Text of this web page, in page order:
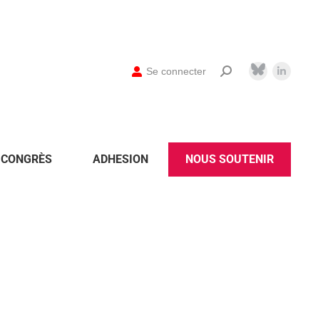
Se connecter
CONGRÈS ADHESION NOUS SOUTENIR